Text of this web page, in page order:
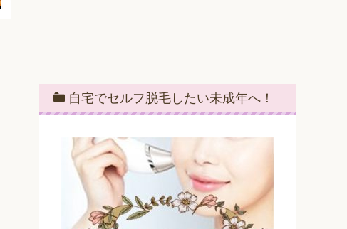
自宅でセルフ脱毛したい未成年へ！